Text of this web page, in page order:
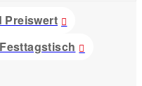
Preiswert
Festtagstisch